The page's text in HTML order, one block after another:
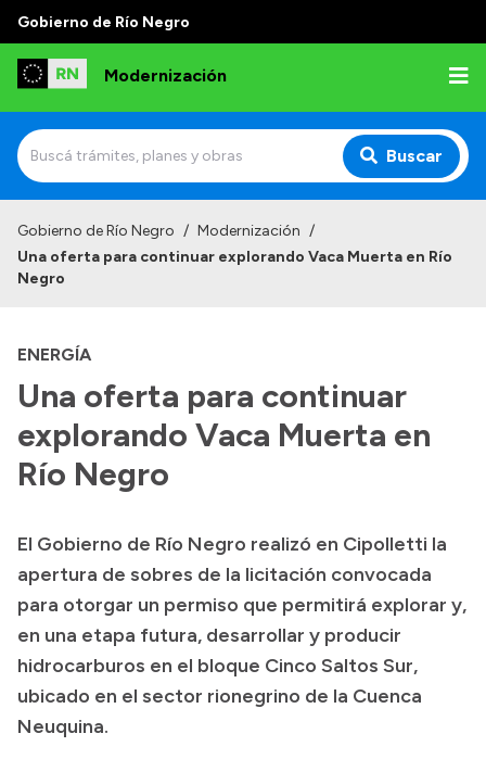
Gobierno de Río Negro
Modernización
Buscar
Institucional
Misión y Visión
Normativa
Transparencia
Boletín Oficial
Compras y licitaciones
Consulta de expedientes
Consulta de pago a proveedores
Convocatorias
Intranet
Gobierno de Río Negro / Modernización /
Una oferta para continuar explorando Vaca Muerta en Río
Negro
ENERGÍA
Una oferta para continuar
explorando Vaca Muerta en
Río Negro
El Gobierno de Río Negro realizó en Cipolletti la
apertura de sobres de la licitación convocada
para otorgar un permiso que permitirá explorar y,
en una etapa futura, desarrollar y producir
hidrocarburos en el bloque Cinco Saltos Sur,
ubicado en el sector rionegrino de la Cuenca
Neuquina.